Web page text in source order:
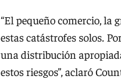
“El pequeño comercio, la
estas catástrofes solos.
una distribución
estos riesgos”, aclaró